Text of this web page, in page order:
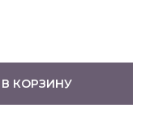
В КОРЗИНУ